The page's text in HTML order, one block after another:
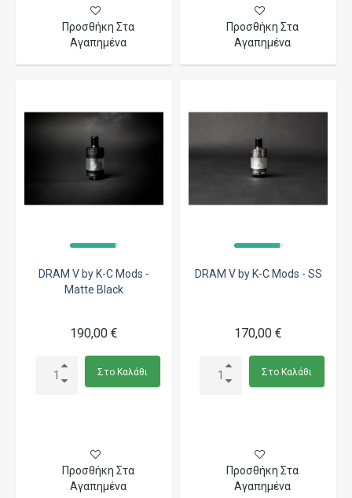
Προσθήκη Στα
Αγαπημένα
Προσθήκη Στα
Αγαπημένα
DRAM V by K-C Mods -
Matte Black
190,00 €
Στο Καλάθι
Προσθήκη Στα
Αγαπημένα
DRAM V by K-C Mods - SS
170,00 €
Στο Καλάθι
Προσθήκη Στα
Αγαπημένα